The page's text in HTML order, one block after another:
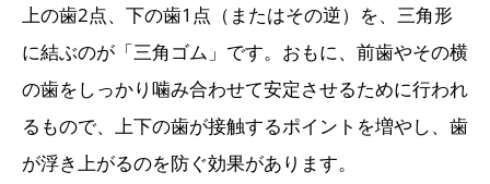
上の歯2点、下の歯1点（またはその逆）を、三角形
に結ぶのが「三角ゴム」です。おもに、前歯やその横
の歯をしっかり噛み合わせて安定させるために行われ
るもので、上下の歯が接触するポイントを増やし、歯
が浮き上がるのを防ぐ効果があります。